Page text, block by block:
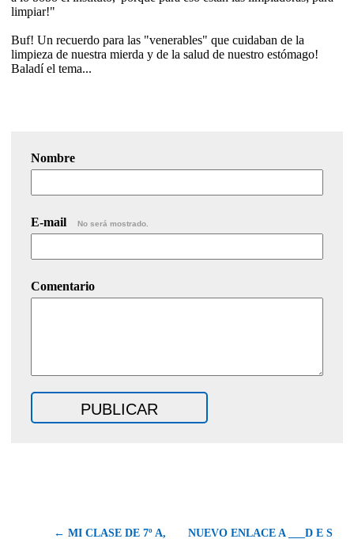
limpiar!"
Buf! Un recuerdo para las "venerables" que cuidaban de la
limpieza de nuestra mierda y de la salud de nuestro estómago!
Baladí el tema...
Nombre
E-mail No será mostrado.
Comentario
← MI CLASE DE 7º A, NUEVO ENLACE A ___D E S